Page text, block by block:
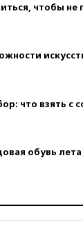
чтобы не
что взять с
обувь лета